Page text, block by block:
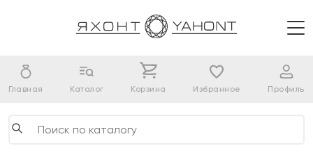
Главная Каталог Корзина Избранное Профиль